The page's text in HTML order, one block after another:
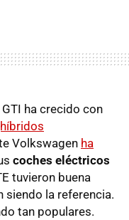
ha crecido con
Volkswagen ha
coches eléctricos
tuvieron buena
siendo la referencia.
tan populares.